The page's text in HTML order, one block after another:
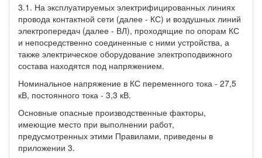
3.1. На эксплуатируемых электрифицированных линиях
провода контактной сети (далее - КС) и воздушных линий
электропередач (далее - ВЛ), проходящие по опорам КС
и непосредственно соединенные с ними устройства, а
также электрическое оборудование электроподвижного
состава находятся под напряжением.
Номинальное напряжение в КС переменного тока - 27,5
кВ, постоянного тока - 3,3 кВ.
Основные опасные производственные факторы,
имеющие место при выполнении работ,
предусмотренных этими Правилами, приведены в
приложении 3.